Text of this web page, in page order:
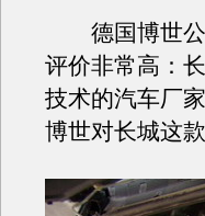
德国博世公
评价非常高：
技术的汽车厂
博世对长城这